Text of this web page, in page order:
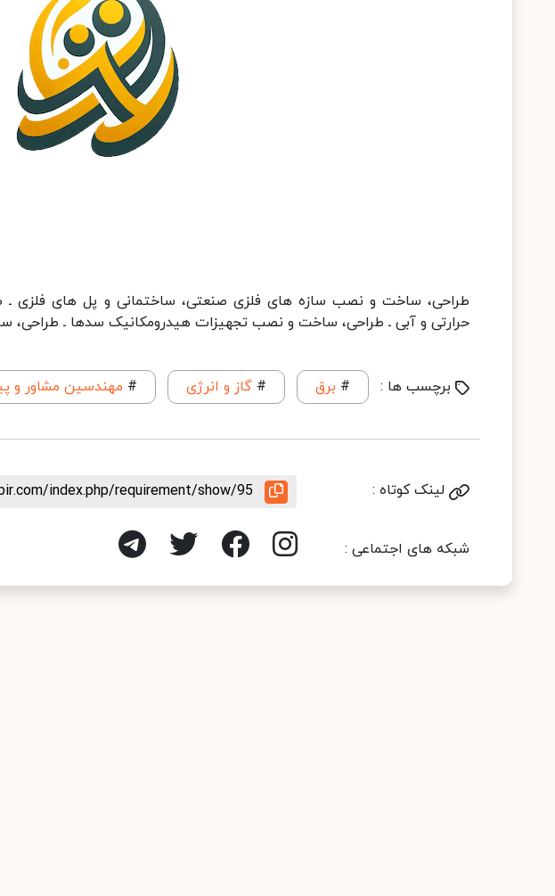
طراحی، ساخت و نصب سازه های فلزی صنعتی، ساختمانی و پل های فلزی
حرارتی و آبی ـ طراحی، ساخت و نصب تجهیزات هیدرومکانیک سدها ـ
برچسب ها : # برق # گاز و انرژی # مهندسین مشاور و
لینک کوتاه : index.php/requirement/show/95
شبکه های اجتماعی :